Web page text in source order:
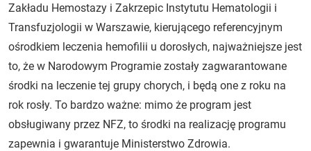
Zakładu Hemostazy i Zakrzepic Instytutu Hematologii i
Transfuzjologii w Warszawie, kierującego referencyjnym
ośrodkiem leczenia hemofilii u dorosłych, najważniejsze jest
to, że w Narodowym Programie zostały zagwarantowane
środki na leczenie tej grupy chorych, i będą one z roku na
rok rosły. To bardzo ważne: mimo że program jest
obsługiwany przez NFZ, to środki na realizację programu
zapewnia i gwarantuje Ministerstwo Zdrowia.